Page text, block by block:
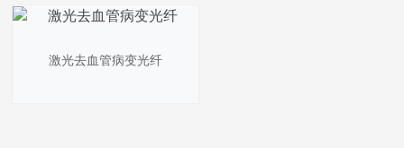
激光去血管病变光纤